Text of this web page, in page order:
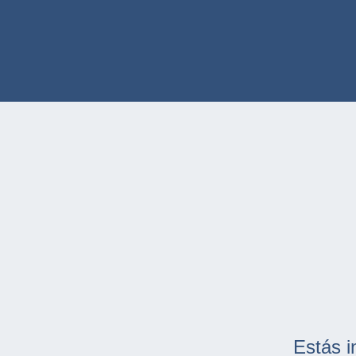
Estás